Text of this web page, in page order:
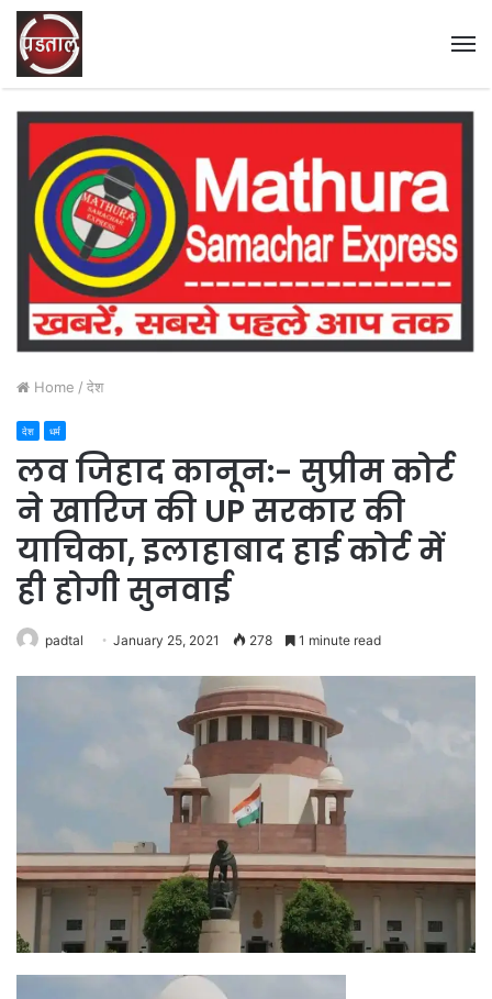
Home / देश
देश धर्म
लव जिहाद कानून:- सुप्रीम कोर्ट
ने खारिज की UP सरकार की
याचिका, इलाहाबाद हाई कोर्ट में
ही होगी सुनवाई
padtal January 25, 2021 278 1 minute read